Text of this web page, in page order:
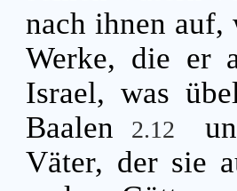
nach ihnen auf,
Werke, die er
Israel, was
Baalen
2.12
Väter, der sie